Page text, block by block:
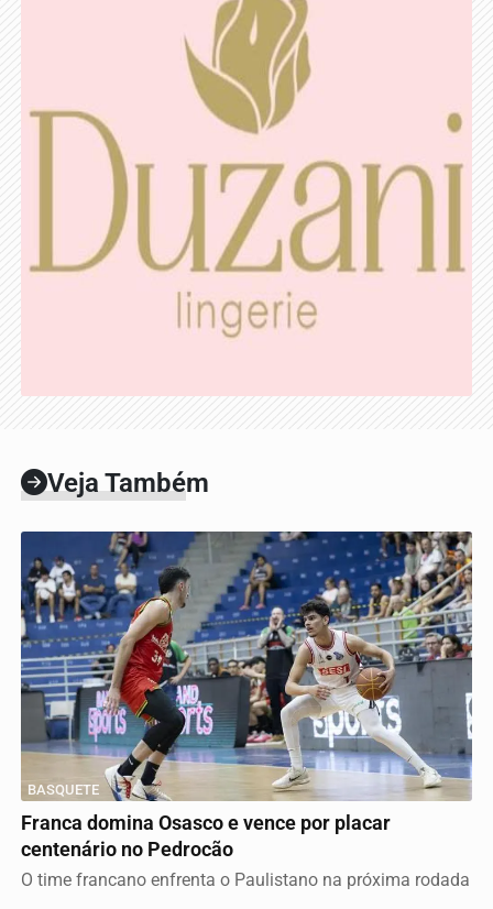
Veja Também
BASQUETE
Franca domina Osasco e vence por placar
centenário no Pedrocão
O time francano enfrenta o Paulistano na próxima rodada